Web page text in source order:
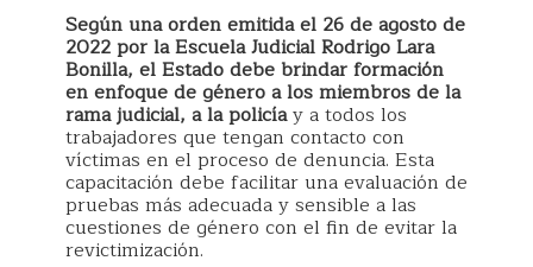
Según una orden emitida el 26 de agosto de
2022 por la Escuela Judicial Rodrigo Lara
Bonilla, el Estado debe brindar formación
en enfoque de género a los miembros de la
rama judicial, a la policíay a todos los
trabajadores que tengan contacto con
víctimas en el proceso de denuncia. Esta
capacitación debe facilitar una evaluación de
pruebas más adecuada y sensible a las
cuestiones de género con el fin de evitar la
revictimización.